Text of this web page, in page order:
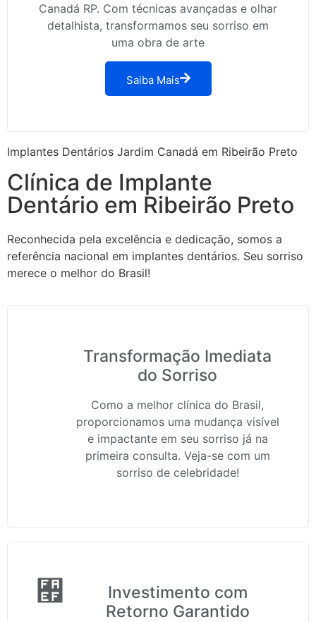
Canadá RP. Com técnicas avançadas e olhar
detalhista, transformamos seu sorriso em
uma obra de arte
Saiba Mais
Implantes Dentários Jardim Canadá em Ribeirão Preto
Clínica de Implante
Dentário em Ribeirão Preto
Reconhecida pela excelência e dedicação, somos a
referência nacional em implantes dentários. Seu sorriso
merece o melhor do Brasil!
Transformação Imediata
do Sorriso
Como a melhor clínica do Brasil,
proporcionamos uma mudança visível
e impactante em seu sorriso já na
primeira consulta. Veja-se com um
sorriso de celebridade!
Investimento com
Retorno Garantido